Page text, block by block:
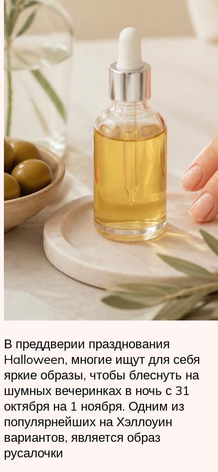
В преддверии празднования
Halloween, многие ищут для себя
яркие образы, чтобы блеснуть на
шумных вечеринках в ночь с 31
октября на 1 ноября. Одним из
популярнейших на Хэллоуин
вариантов, является образ
русалочки